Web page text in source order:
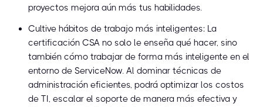
proyectos mejora aún más tus habilidades.
Cultive hábitos de trabajo más inteligentes: La
certificación CSA no solo le enseña qué hacer, sino
también cómo trabajar de forma más inteligente en el
entorno de ServiceNow. Al dominar técnicas de
administración eficientes, podrá optimizar los costos
de TI, escalar el soporte de manera más efectiva y